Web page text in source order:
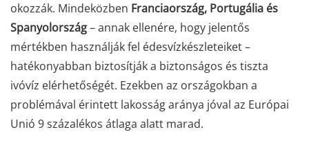
okozzák. Mindeközben Franciaország, Portugália és
Spanyolország– annak ellenére, hogy jelentős
mértékben használják fel édesvízkészleteiket –
hatékonyabban biztosítják a biztonságos és tiszta
ivóvíz elérhetőségét. Ezekben az országokban a
problémával érintett lakosság aránya jóval az Európai
Unió 9 százalékos átlaga alatt marad.